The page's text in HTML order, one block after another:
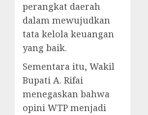
perangkat daerah
dalam mewujudkan
tata kelola keuangan
yang baik.
Sementara itu, Wakil
Bupati A. Rifai
menegaskan bahwa
opini WTP menjadi